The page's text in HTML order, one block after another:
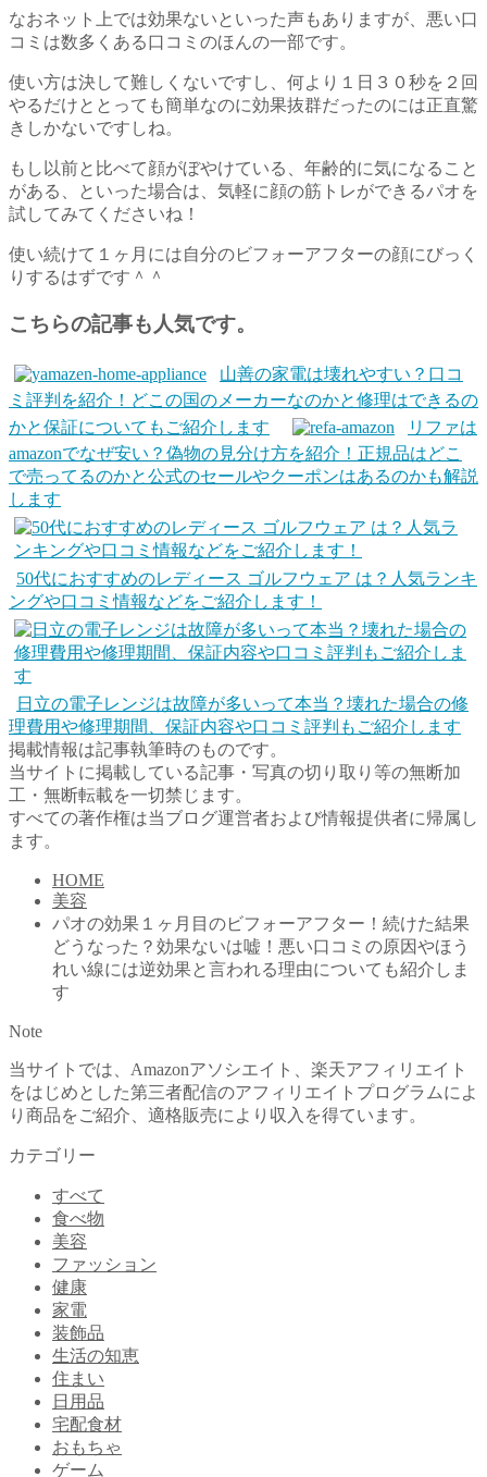
なおネット上では効果ないといった声もありますが、悪い口
コミは数多くある口コミのほんの一部です。
使い方は決して難しくないですし、何より１日３０秒を２回
やるだけととっても簡単なのに効果抜群だったのには正直驚
きしかないですしね。
もし以前と比べて顔がぼやけている、年齢的に気になること
がある、といった場合は、気軽に顔の筋トレができるパオを
試してみてくださいね！
使い続けて１ヶ月には自分のビフォーアフターの顔にびっく
りするはずです＾＾
こちらの記事も人気です。
山善の家電は壊れやすい？口コ
ミ評判を紹介！どこの国のメーカーなのかと修理はできるの
かと保証についてもご紹介します
リファは
amazonでなぜ安い？偽物の見分け方を紹介！正規品はどこ
で売ってるのかと公式のセールやクーポンはあるのかも解説
します
50代におすすめのレディース ゴルフウェア は？人気ランキ
ングや口コミ情報などをご紹介します！
日立の電子レンジは故障が多いって本当？壊れた場合の修
理費用や修理期間、保証内容や口コミ評判もご紹介します
掲載情報は記事執筆時のものです。
当サイトに掲載している記事・写真の切り取り等の無断加
工・無断転載を一切禁じます。
すべての著作権は当ブログ運営者および情報提供者に帰属し
ます。
HOME
美容
パオの効果１ヶ月目のビフォーアフター！続けた結果
どうなった？効果ないは嘘！悪い口コミの原因やほう
れい線には逆効果と言われる理由についても紹介しま
す
Note
当サイトでは、Amazonアソシエイト、楽天アフィリエイト
をはじめとした第三者配信のアフィリエイトプログラムによ
り商品をご紹介、適格販売により収入を得ています。
カテゴリー
すべて
食べ物
美容
ファッション
健康
家電
装飾品
生活の知恵
住まい
日用品
宅配食材
おもちゃ
ゲーム